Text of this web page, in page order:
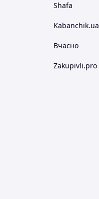
Shafa
Kabanchik.ua
Вчасно
Zakupivli.pro